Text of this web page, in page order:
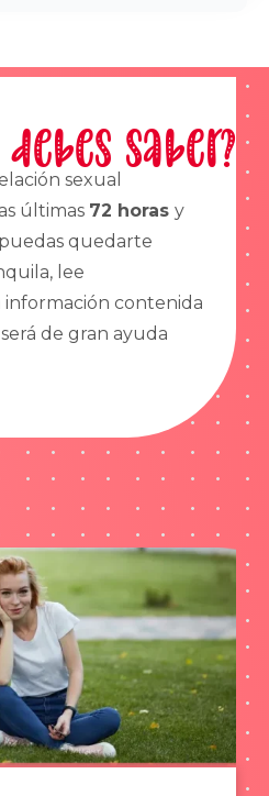
debes saber?
sexual
últimas 72 horas y
quedarte
lee
contenida
de gran ayuda